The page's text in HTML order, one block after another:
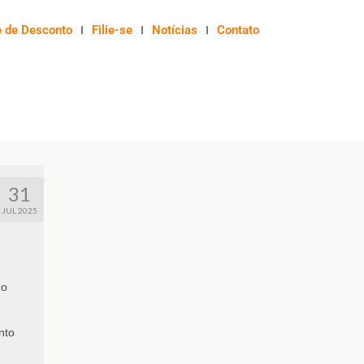
de Desconto Filie-se Notícias Contato
31
JUL 2025